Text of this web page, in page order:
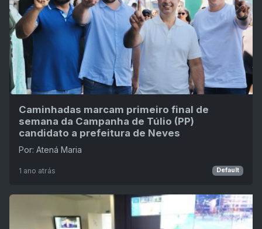
Caminhadas marcam primeiro final de
semana da Campanha de Túlio (PP)
candidato a prefeitura de Neves
Por: Atená Maria
1 ano atrás Default